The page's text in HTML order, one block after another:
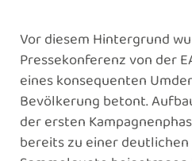
Vor diesem Hintergrund
Pressekonferenz von der
eines konsequenten
Bevölkerung betont.
der ersten
bereits zu einer